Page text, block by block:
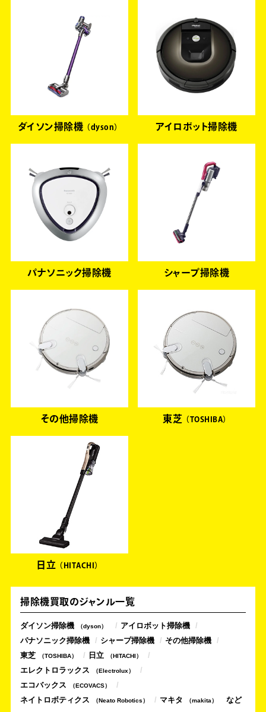
ダイソン掃除機 dyson アイロボット掃除機
パナソニック掃除機 シャープ掃除機
その他掃除機 東芝 TOSHIBA
日立 HITACHI
掃除機買取のジャンル一覧
ダイソン掃除機 dyson
アイロボット掃除機
パナソニック掃除機
シャープ掃除機
その他掃除機
東芝
TOSHIBA 日立 HITACHI
エレクトロラックス Electrolux
エコバックス ECOVACS
ネイトロボティクス Neato Robotics マキタ makita